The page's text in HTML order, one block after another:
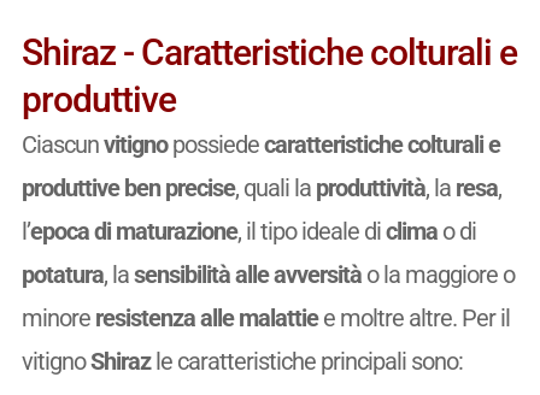
Shiraz - Caratteristiche colturali e
produttive
Ciascunvitignopossiedecaratteristiche colturali e
produttive ben precise, quali la produttività, la resa,
l’epoca di maturazione, il tipo ideale diclimao di
potatura, lasensibilità alle avversitào la maggiore o
minore resistenza alle malattiee moltre altre. Per il
vitignoShirazle caratteristiche principali sono: